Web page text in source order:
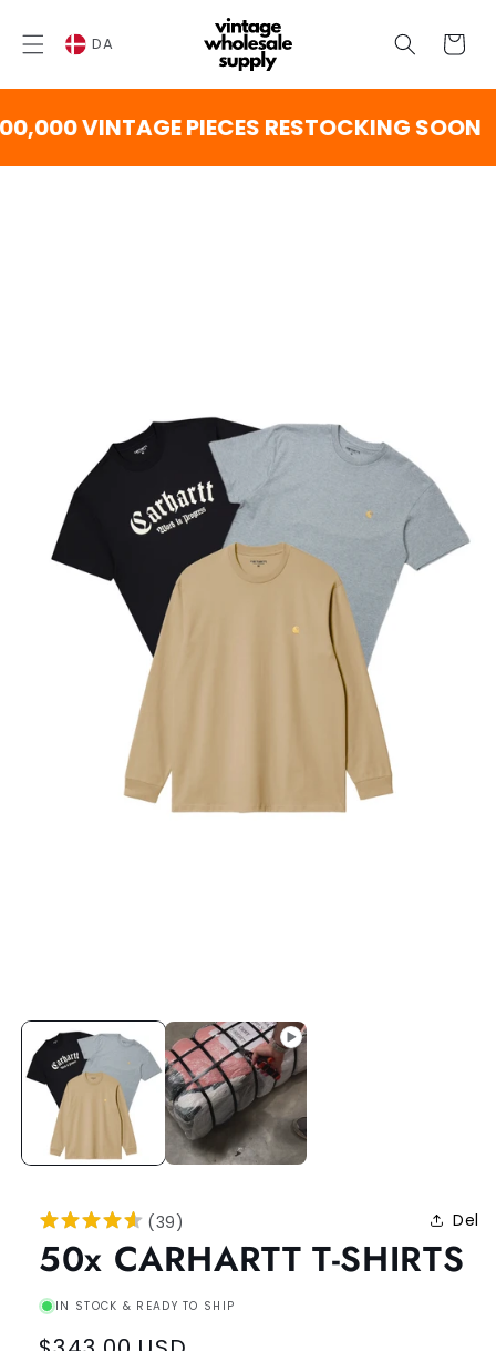
INDHOLD
Vogn
DA
VINTAGE PIECES RESTOCKING SOON
(39) Del
50x CARHARTT T-SHIRTS
IN STOCK & READY TO SHIP